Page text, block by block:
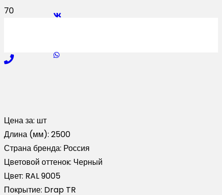
Цена за: шт
Длина (мм): 2500
Страна бренда: Россия
Цветовой оттенок: Черный
Цвет: RAL 9005
Покрытие: Drap TR